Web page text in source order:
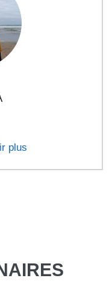
plus